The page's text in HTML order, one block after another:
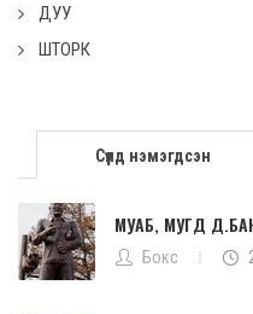
ДУУ
ШТОРК
Сүүлд нэмэгдсэн
МУАБ, МУГД
Бокс